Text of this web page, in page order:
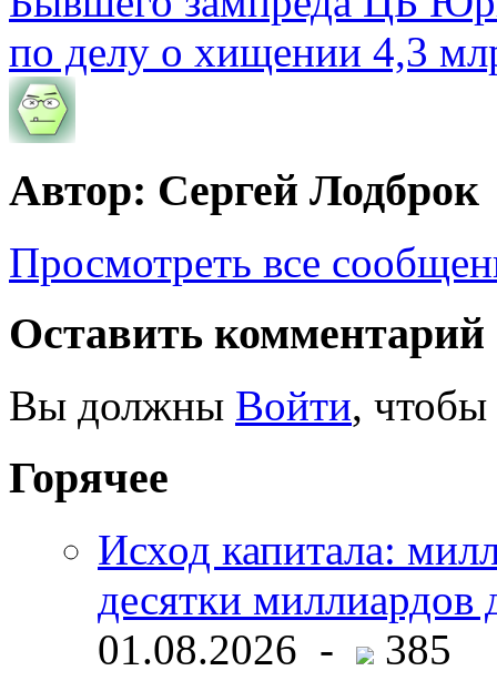
по делу о хищении 4,3
Автор: Сергей Лодброк
Просмотреть все
Оставить комментарий
Вы должны Войти, чтобы
Горячее
Исход капитала:
десятки миллиардов
01.08.2026 -
385